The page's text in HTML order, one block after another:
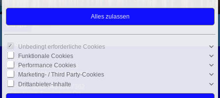
Europa Spanien
Gloim
Karamustafalar Cad. 61/2
07410 Avsallar/Alanya/Türkei
Telefon:0090 543 828 7362
Fax: Keine Termine vor Ort
Unbedingt erforderliche Cookies
Funktionale Cookies
Performance Cookies
Marketing- / Third Party-Cookies
Drittanbieter-Inhalte